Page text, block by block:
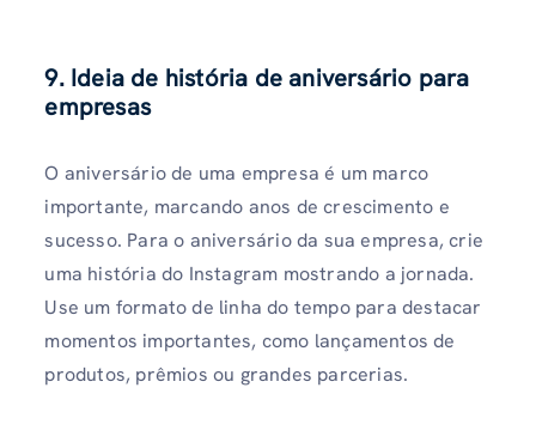
9. Ideia de história de aniversário para
empresas
O aniversário de uma empresa é um marco
importante, marcando anos de crescimento e
sucesso. Para o aniversário da sua empresa, crie
uma história do Instagram mostrando a jornada.
Use um formato de linha do tempo para destacar
momentos importantes, como lançamentos de
produtos, prêmios ou grandes parcerias.